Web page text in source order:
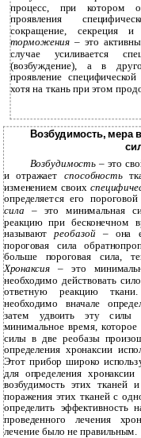
процесс, при котором
проявления
сокращение, секреция
торможения – это
случае усиливается
(возбуждение), а в
проявление
хотя на ткань при этом
Возбудимость, мера
Возбудимость– это
и отражает способность
изменением своих
определяется его
сила – это минимальная
реакцию при бесконечном
называютреобазой – она
пороговая сила
больше пороговая сила,
Хронаксия– это
необходимо действовать
ответную реакцию
необходимо вначале
затем удвоить эту
минимальное время,
силы в две реобазы
определения хронаксии
Этот прибор широко
для определения
возбудимость этих тканей
поражения этих тканей с
определить эффективность
проведенного лечения
лечение было не правильным.